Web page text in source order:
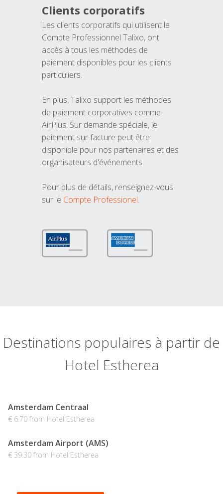
Clients corporatifs
Les clients corporatifs qui utilisent le
Compte Professionnel Talixo, ont
accès à tous les méthodes de
paiement disponibles pour les clients
particuliers.
En plus, Talixo support les méthodes
de paiement corporatives comme
AirPlus. Sur demande spéciale, le
paiement sur facture peut être
disponible pour nos partenaires et des
organisateurs d'événements.
Pour plus de détails, renseignez-vous
sur le Compte Professionel.
Destinations populaires à partir de
Hotel Estherea
Amsterdam Centraal
€ 6.70 from Hotel Estherea
Amsterdam Airport (AMS)
€ 39.30 from Hotel Estherea